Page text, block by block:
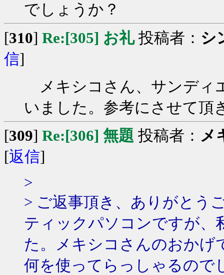
でしょうか？
[310] Re:[305] お礼投稿者： シ
信]
メキシコさん、サンディ
いました。参考にさせて頂
[309] Re:[306] 無題 投稿者： メ
[返信]
>
> ご返事頂き、ありがとう
ティックパソコンですが、
た。メキシコさんのおかげ
何を使ってらっしゃるので